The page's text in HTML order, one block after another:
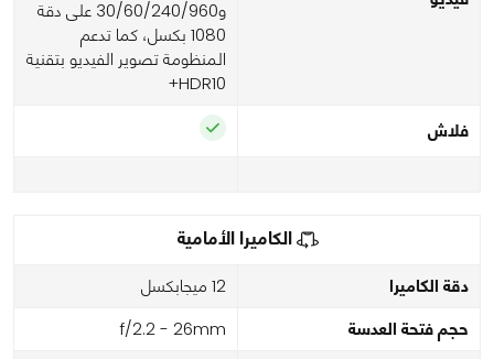
و30/60/240/960 على دقة
1080 بكسل، كما تدعم
المنظومة تصوير الفيديو بتقنية
HDR10+
فلاش
الكاميرا الأمامية
دقة الكاميرا 12 ميجابكسل
حجم فتحة العدسة f/2.2 - 26mm